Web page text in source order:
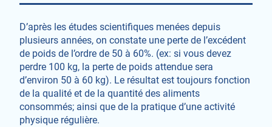
D’après les études scientifiques menées depuis
plusieurs années, on constate une perte de l’excédent
de poids de l’ordre de 50 à 60%. (ex: si vous devez
perdre 100 kg, la perte de poids attendue sera
d’environ 50 à 60 kg). Le résultat est toujours fonction
de la qualité et de la quantité des aliments
consommés; ainsi que de la pratique d’une activité
physique régulière.